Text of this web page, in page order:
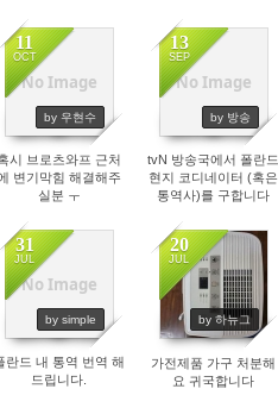
No Image
11
OCT
by 우현수
1337
시 브로츠와프 근처
변기막힘 해결해주
실분 ㅜ
No Image
13
SEP
by 방송
1455
tvN 방송국에서 폴란드
현지 코디네이터 (혹은
통역사)를 구합니다
No Image
31
JUL
by simple
1575
란드 내 통역 번역 해
드립니다.
20
JUL
by 하뉴그
1599
가전제품 가구 처분해
요 귀국합니다